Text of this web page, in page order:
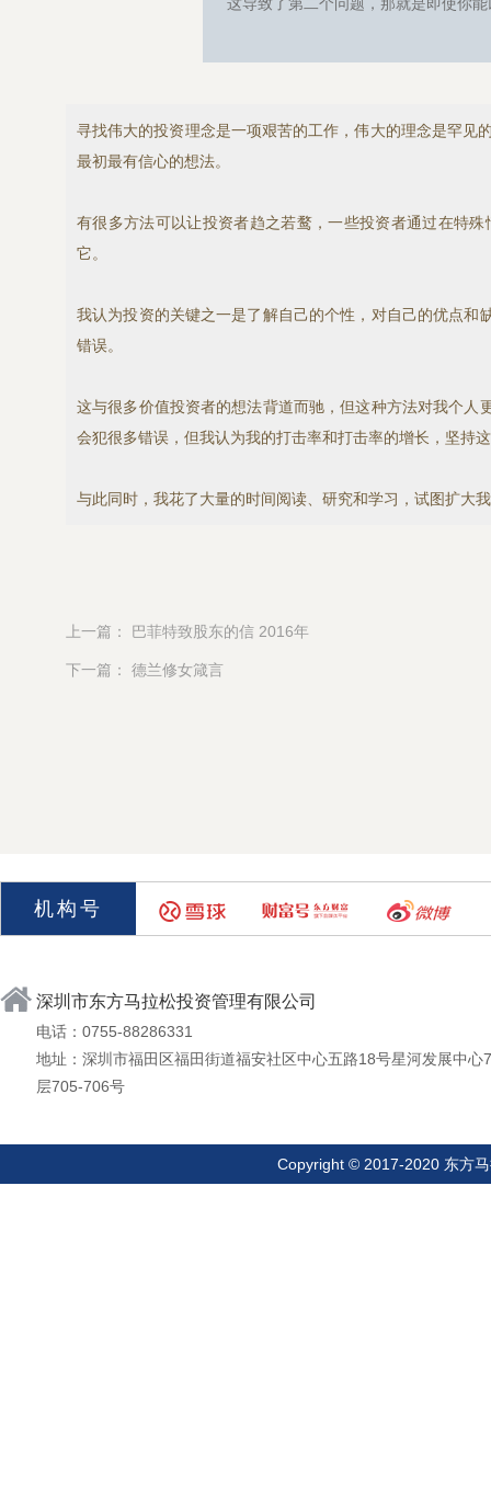
寻找伟大的投资理念是一项艰苦的工作，伟大的理念是罕
最初最有信心的想法。
有很多方法可以让投资者趋之若鹜，一些投资者通过在特
它。
我认为投资的关键之一是了解自己的个性，对自己的优点
错误。
这与很多价值投资者的想法背道而驰，但这种方法对我个
会犯很多错误，但我认为我的打击率和打击率的增长，坚持
与此同时，我花了大量的时间阅读、研究和学习，试图扩大
上一篇： 巴菲特致股东的信 2016年
下一篇： 德兰修女箴言
机构号
深圳市东方马拉松投资管理有限公司
电话：0755-88286331
地址：深圳市福田区福田街道福安社区中心五路18号星河发展中心7
层705-706号
Copyright © 2017-2020 东方